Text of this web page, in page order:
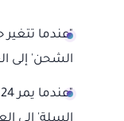
"عندما
الشحن' إلى